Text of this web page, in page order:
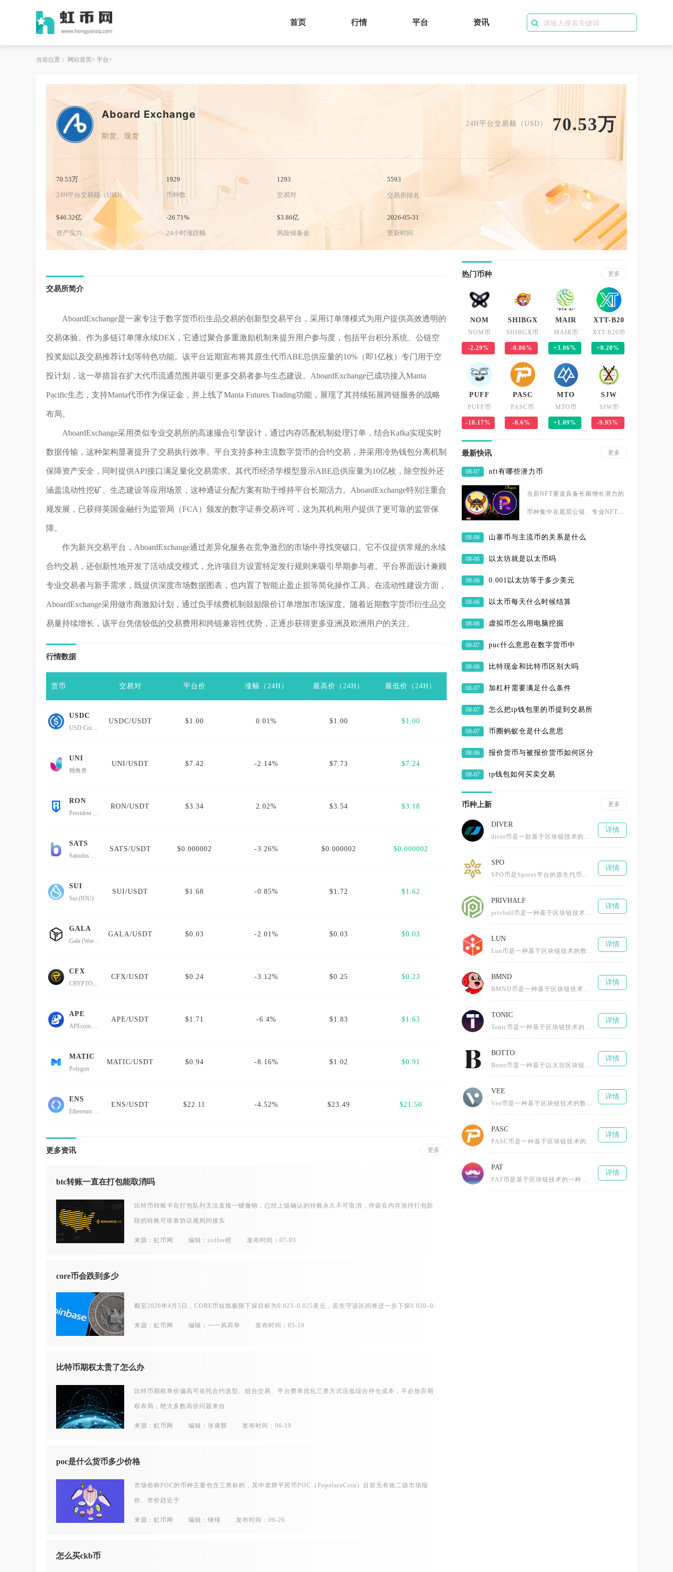
首页 行情 平台 资讯
当前位置： 网站首页 平台
Aboard Exchange
期货、现货
24H平台交易额（USD） 70.53万
70.53万
24H平台交易额（USD）
1929
币种数
1293
交易对
5593
交易所排名
$46.32亿
资产实力
-26.71%
24小时涨跌幅
$3.86亿
风险储备金
2026-05-31
更新时间
交易所简介
AboardExchange是一家专注于数字货币衍生品交易的创新型交易平台，采用订单簿模式为用户提供高效透明的
交易体验。作为多链订单簿永续DEX，它通过聚合多重激励机制来提升用户参与度，包括平台积分系统、公链空
投奖励以及交易推荐计划等特色功能。该平台近期宣布将其原生代币ABE总供应量的10%（即1亿枚）专门用于空
投计划，这一举措旨在扩大代币流通范围并吸引更多交易者参与生态建设。AboardExchange已成功接入Manta
Pacific生态，支持Manta代币作为保证金，并上线了Manta Futures Trading功能，展现了其持续拓展跨链服务的战略
布局。
AboardExchange采用类似专业交易所的高速撮合引擎设计，通过内存匹配机制处理订单，结合Kafka实现实时
数据传输，这种架构显著提升了交易执行效率。平台支持多种主流数字货币的合约交易，并采用冷热钱包分离机制
保障资产安全，同时提供API接口满足量化交易需求。其代币经济学模型显示ABE总供应量为10亿枚，除空投外还
涵盖流动性挖矿、生态建设等应用场景，这种通证分配方案有助于维持平台长期活力。AboardExchange特别注重合
规发展，已获得英国金融行为监管局（FCA）颁发的数字证券交易许可，这为其机构用户提供了更可靠的监管保
障。
作为新兴交易平台，AboardExchange通过差异化服务在竞争激烈的市场中寻找突破口。它不仅提供常规的永续
合约交易，还创新性地开发了活动成交模式，允许项目方设置特定发行规则来吸引早期参与者。平台界面设计兼顾
专业交易者与新手需求，既提供深度市场数据图表，也内置了智能止盈止损等简化操作工具。在流动性建设方面，
AboardExchange采用做市商激励计划，通过负手续费机制鼓励限价订单增加市场深度。随着近期数字货币衍生品交
易量持续增长，该平台凭借较低的交易费用和跨链兼容性优势，正逐步获得更多亚洲及欧洲用户的关注。
行情数据
货币 交易对 平台价 涨幅（24H） 最高价（24H） 最低价（24H）
USDC
USD Coin Avalanche Bridged (USDC.e)
USDC/USDT $1.00 0.01% $1.00 $1.00
UNI
独角兽
UNI/USDT $7.42 -2.14% $7.73 $7.24
RON
President Ron DeSantis
RON/USDT $3.34 2.02% $3.54 $3.18
SATS
Satoshis Vision
SATS/USDT $0.000002 -3.26% $0.000002 $0.000002
SUI
Sui (IOU)
SUI/USDT $1.68 -0.85% $1.72 $1.62
GALA
Gala (Wormhole)
GALA/USDT $0.03 -2.01% $0.03 $0.03
CFX
CRYPTOFOREX
CFX/USDT $0.24 -3.12% $0.25 $0.23
APE
APEcoin.dev
APE/USDT $1.71 -6.4% $1.83 $1.63
MATIC
Polygon
MATIC/USDT $0.94 -8.16% $1.02 $0.91
ENS
Ethereum Name Service (Wormhole)
ENS/USDT $22.11 -4.52% $23.49 $21.50
更多资讯 更多
btc转账一直在打包能取消吗
比特币转账卡在打包队列无法直接一键撤销，已经上链确认的转账永久不可取消，停留在内存池待打包阶
段的转账可依靠协议规则间接实
来源：虹币网 编辑：coffee橙 发布时间：07-03
core币会跌到多少
截至2026年4月5日，CORE币短线极限下探目标为0.023–0.025美元，若失守该区间将进一步下探0.020–0.
来源：虹币网 编辑：一一风荷举 发布时间：05-19
比特币期权太贵了怎么办
比特币期权单价偏高可依托合约选型、组合交易、平台费率优化三类方式压低综合持仓成本，不必放弃期
权布局，绝大多数高价问题来自
来源：虹币网 编辑：张康辉 发布时间：06-19
poc是什么货币多少价格
市场俗称POC的币种主要包含三类标的，其中老牌平民币POC（PopulaceCoin）目前无有效二级市场报
价、市价趋近于
来源：虹币网 编辑：锤锤 发布时间：06-26
怎么买ckb币
热门币种 更多
NOM
NOM币
-2.29%
SHIBGX
SHIBGX币
-0.86%
MAIR
MAIR币
+3.06%
XTT-B20
XTT-B20币
+0.20%
PUFF
PUFF币
-18.17%
PASC
PASC币
-8.6%
MTO
MTO币
+1.09%
SJW
SJW币
-9.95%
最新快讯 更多
08-07 nft有哪些潜力币
当前NFT赛道具备长期增长潜力的
币种集中在底层公链、专业NFT交
08-06 山寨币与主流币的关系是什么
08-06 以太坊就是以太币吗
08-06 0.001以太坊等于多少美元
08-06 以太币每天什么时候结算
08-06 虚拟币怎么用电脑挖掘
08-07 puc什么意思在数字货币中
08-06 比特现金和比特币区别大吗
08-07 加杠杆需要满足什么条件
08-07 怎么把tp钱包里的币提到交易所
08-07 币圈蚂蚁仓是什么意思
08-06 报价货币与被报价货币如何区分
08-07 tp钱包如何买卖交易
币种上新 更多
DIVER
diver币是一款基于区块链技术的去中心化数字货币，为用户提供安全、高效且低成本的数字资产管理解决方案。它由专业团队开发
详情
SPO
SPO币是Spores平台的原生代币，基于Substrate区块链框架并采用PoS（权益证明）机制的加密货币，由荷兰团队
详情
PRIVHALF
privhalf币是一种基于区块链技术的创新型数字货币，全称为0.5X长隐私指数令牌（0.5X Long Privacy
详情
LUN
Lun币是一种基于区块链技术的数字货币，由Lunyr团队创造，最初构建一个去中心化的互联网百科全书平台。作为以太坊网络的
详情
BMND
BMND币是一种基于区块链技术的加密数字货币，通过创新的代币经济模型和社区激励机制推动心理健康领域的公益事业与数字资产结
详情
TONIC
Tonic币是一种基于区块链技术的加密数字货币，采用了先进的分布式账本技术，具有去中心化、匿名性和安全性等特点。与传统货
详情
BOTTO
Botto币是一种基于以太坊区块链的去中心化数字货币，由一群区块链技术爱好者、艺术创作者以及智能合约专家共同打造。它的设
详情
VEE
Vee币是一种基于区块链技术的数字货币，全称为TheBLOCKvToken，由BLOCKv公司推出，为数字娱乐和虚拟现实
详情
PASC
PASC币是一种基于区块链技术的数字货币，全称为PascalCoin，由Albert Molina于2016年创建。它采
详情
PAT
PAT币是基于区块链技术的一种加密数字货币，全称为PCHAIN（或Patientory、PopularCoin等不同项目
详情